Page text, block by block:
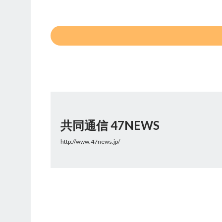
共同通信 47NEWS
http://www.47news.jp/